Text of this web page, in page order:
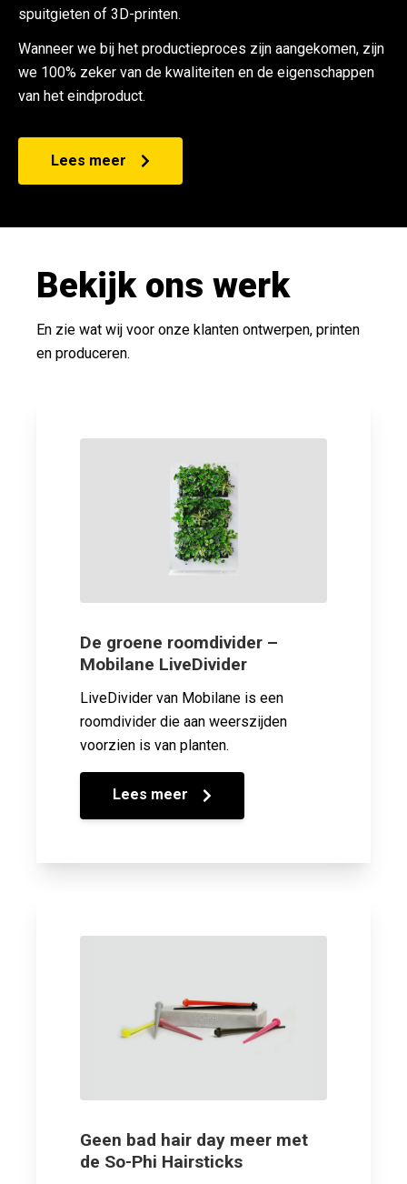
spuitgieten of 3D-printen.
Wanneer we bij het productieproces zijn aangekomen, zijn
we 100% zeker van de kwaliteiten en de eigenschappen
van het eindproduct.
Lees meer
Bekijk ons werk
En zie wat wij voor onze klanten ontwerpen, printen
en produceren.
De groene roomdivider –
Mobilane LiveDivider
LiveDivider van Mobilane is een
roomdivider die aan weerszijden
voorzien is van planten.
Lees meer
Geen bad hair day meer met
de So-Phi Hairsticks